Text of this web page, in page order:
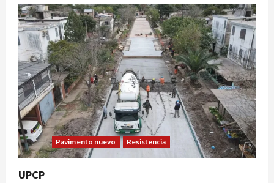
Pavimento nuevo Resistencia
UPCP